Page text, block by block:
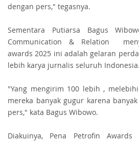
dengan pers," tegasnya.
Sementara Putiarsa Bagus
Communication & Relation
awards 2025 ini adalah gelaran
lebih karya jurnalis seluruh Indonesia.
"Yang mengirim 100 lebih ,
mereka banyak gugur karena
pers," kata Bagus Wibowo.
Diakuinya, Pena Petrofin